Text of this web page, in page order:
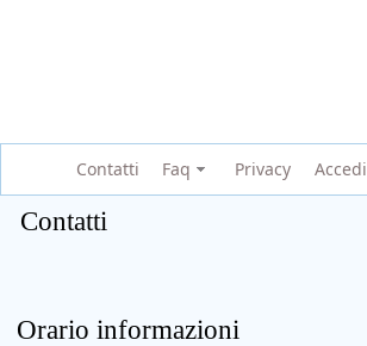
Contatti Faq Privacy Accedi
Contatti
Orario informazioni